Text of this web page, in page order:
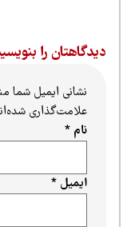
را بنویسید
نشانی ایمیل شما
علامت‌گذاری شده‌اند*
ایمیل*